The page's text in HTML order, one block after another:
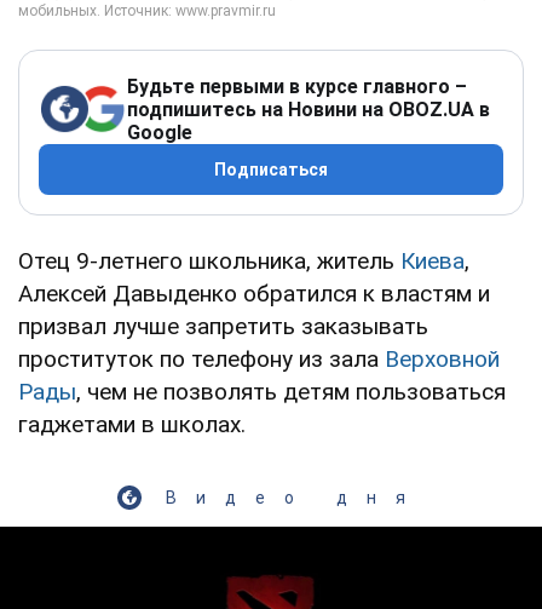
Будьте первыми в курсе главного –
подпишитесь на Новини на OBOZ.UA в
Google
Подписаться
Отец 9-летнего школьника, житель Киева,
Алексей Давыденко обратился к властям и
призвал лучше запретить заказывать
проституток по телефону из зала Верховной
Рады, чем не позволять детям пользоваться
гаджетами в школах.
Видео дня